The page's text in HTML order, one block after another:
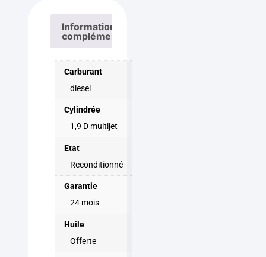
Informations
complémentaires
Carburant
diesel
Cylindrée
1,9 D multijet
Etat
Reconditionné
Garantie
24 mois
Huile
Offerte